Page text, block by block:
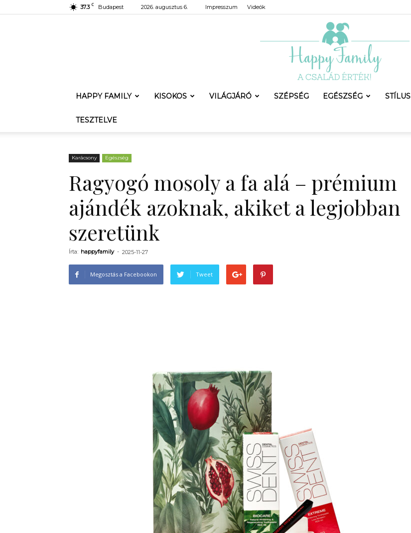
37.3 C Budapest 2026. augusztus 6. Impresszum Videók
Family
HAPPY FAMILY KISOKOS VILÁGJÁRÓ SZÉPSÉG EGÉSZSÉG STÍLUS
TESZTELVE
Karácsony Egészség
Ragyogó mosoly a fa alá – prémium
ajándék azoknak, akiket a legjobban
szeretünk
Írta: happyfamily - 2025-11-27
Megosztás a Facebookon Tweet